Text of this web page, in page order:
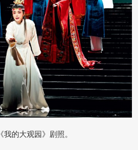
《我的大观园》剧照。